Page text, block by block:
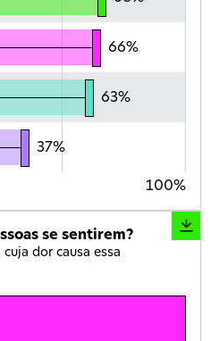
66%
63%
37%
100%
se sentirem?
dor causa essa